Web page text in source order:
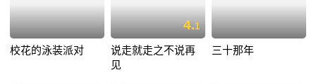
校花的泳装派对
4.1
说走就走之不说再
见
三十那年